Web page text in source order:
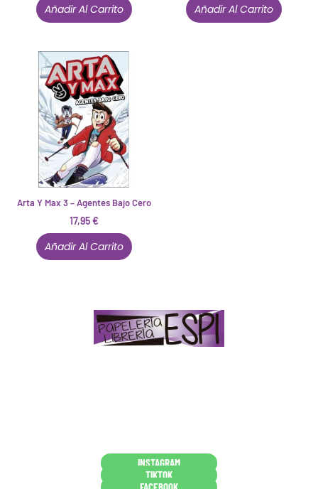
Añadir Al Carrito Añadir Al Carrito
Arta Y Max 3 – Agentes Bajo Cero
17,95€
Añadir Al Carrito
INSTAGRAM
TIKTOK